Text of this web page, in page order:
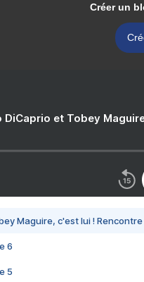
Créer un
DiCaprio et Tobey
Maguire, c'est lui !
6
5